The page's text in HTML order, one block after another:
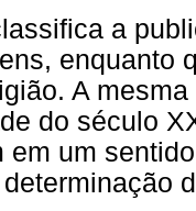
a
enquanto
A
do século
em um